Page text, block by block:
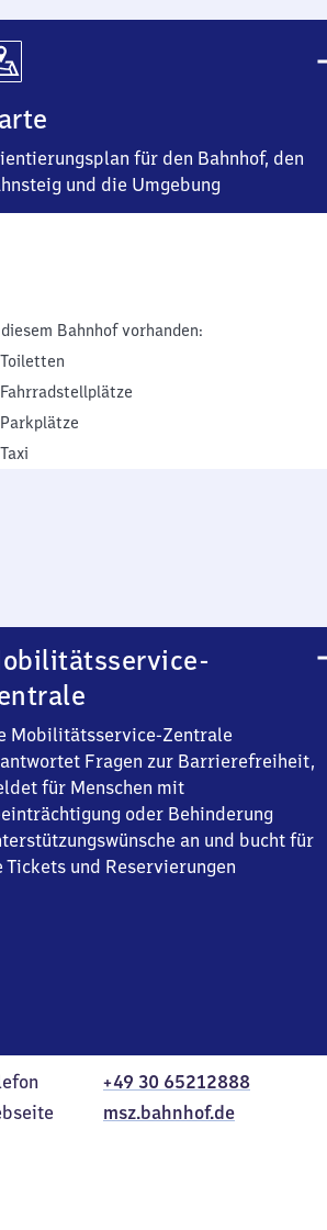
für den Bahnhof, den
und die Umgebung
Bahnhof vorhanden:
Toiletten
Fahrradstellplätze
Parkplätze
Taxi
Mobilitätsservice-Zentrale
Fragen zur Barrierefreiheit,
für Menschen mit
oder Behinderung
an und bucht für
Tickets und Reservierungen
+49 30 65212888
msz.bahnhof.de